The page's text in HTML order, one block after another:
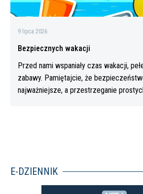
9 lipca 2026
Bezpiecznych wakacji
Przed nami wspaniały czas wakacji,
zabawy. Pamiętajcie, że
najważniejsze, a przestrzeganie
E-DZIENNIK